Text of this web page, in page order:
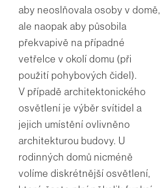
aby neoslňovala osoby v domě,
ale naopak aby působila
překvapivě na případné
vetřelce v okolí domu (při
použití pohybových čidel).
V případě architektonického
osvětlení je výběr svítidel a
jejich umístění ovlivněno
architekturou budovy. U
rodinných domů nicméně
volíme diskrétnější osvětlení,